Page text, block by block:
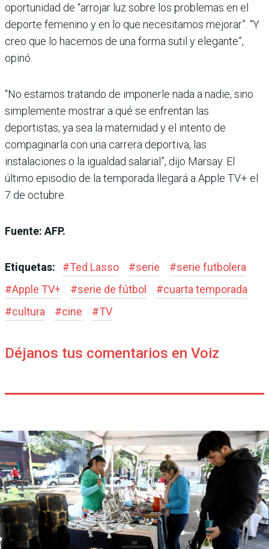
oportunidad de “arrojar luz sobre los problemas en el
deporte femenino y en lo que necesitamos mejorar”. “Y
creo que lo hacemos de una forma sutil y elegante”,
opinó.
“No estamos tratando de imponerle nada a nadie, sino
simplemente mostrar a qué se enfrentan las
deportistas, ya sea la maternidad y el intento de
compaginarla con una carrera deportiva, las
instalaciones o la igualdad salarial”, dijo Marsay. El
último episodio de la temporada llegará a Apple TV+ el
7 de octubre.
Fuente: AFP.
Etiquetas: #Ted Lasso #serie #serie futbolera
#Apple TV+ #serie de fútbol #cuarta temporada
#cultura #cine #TV
Déjanos tus comentarios en Voiz